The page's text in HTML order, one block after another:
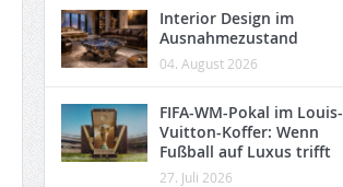
Interior Design im
Ausnahmezustand
04. August 2026
FIFA-WM-Pokal im Louis-
Vuitton-Koffer: Wenn
Fußball auf Luxus trifft
27. Juli 2026